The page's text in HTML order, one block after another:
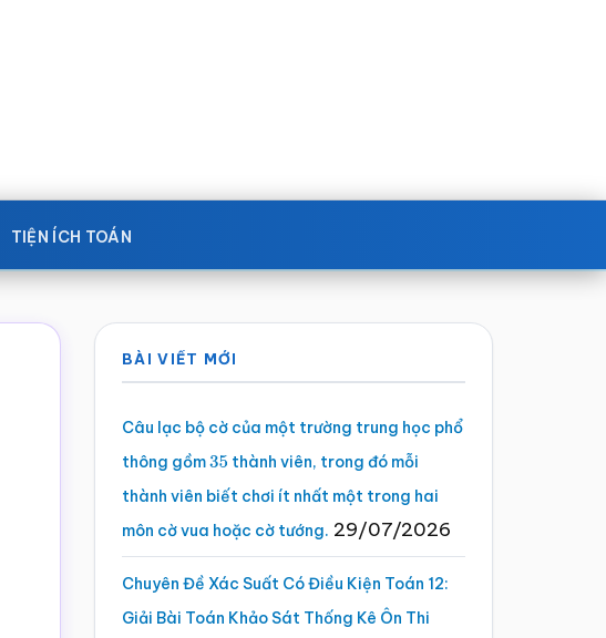
TIỆN ÍCH TOÁN
Sidebar
chính
BÀI VIẾT MỚI
Câu lạc bộ cờ của một trường trung học phổ
thông gồm35 thành viên, trong đó mỗi
thành viên biết chơi ít nhất một trong hai
môn cờ vua hoặc cờ tướng. 29/07/2026
Chuyên Đề Xác Suất Có Điều Kiện Toán 12:
Giải Bài Toán Khảo Sát Thống Kê Ôn Thi